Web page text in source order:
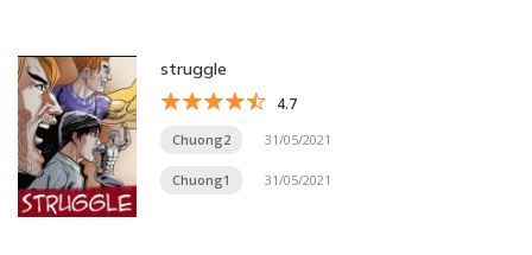
struggle
4.7
Chuong2 31/05/2021
Chuong1 31/05/2021